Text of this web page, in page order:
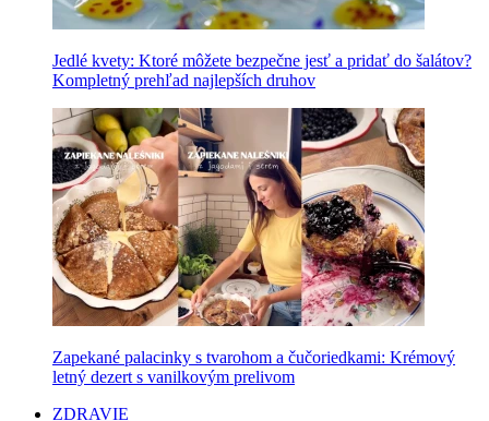
Jedlé kvety: Ktoré môžete bezpečne jesť a pridať do šalátov?
Kompletný prehľad najlepších druhov
Zapekané palacinky s tvarohom a čučoriedkami: Krémový
letný dezert s vanilkovým prelivom
ZDRAVIE